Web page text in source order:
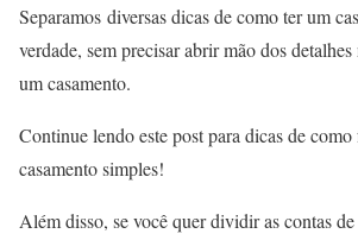
Separamos diversas dicas de como ter um
verdade, sem precisar abrir mão dos
um casamento.
Continue lendo este post para dicas de como
casamento simples!
Além disso, se você quer dividir as contas